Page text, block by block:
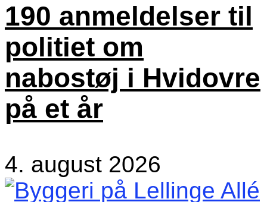
190 anmeldelser til
politiet om
nabostøj i Hvidovre
på et år
4. august 2026